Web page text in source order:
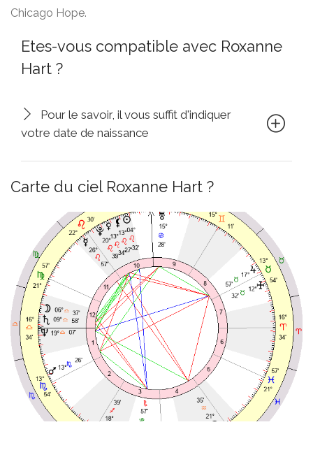
Chicago Hope.
Etes-vous compatible avec Roxanne
Hart ?
Pour le savoir, il vous suffit d'indiquer
votre date de naissance
Carte du ciel Roxanne Hart ?